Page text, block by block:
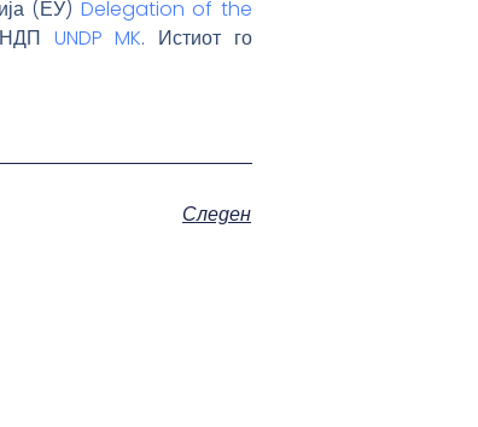
(ЕУ) Delegation of the
UNDP MK. Истиот го
Следен